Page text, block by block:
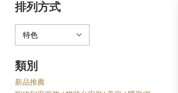
排列方式
類別
新品推薦